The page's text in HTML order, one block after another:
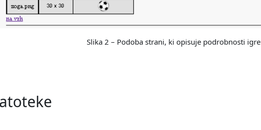
Slika 2 – Podoba strani, ki opisuje podrobnosti igre